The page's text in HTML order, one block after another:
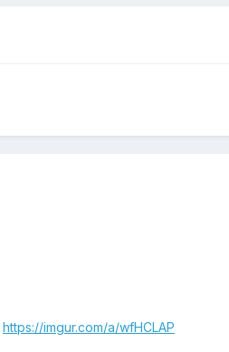
https://imgur.com/a/wfHCLAP